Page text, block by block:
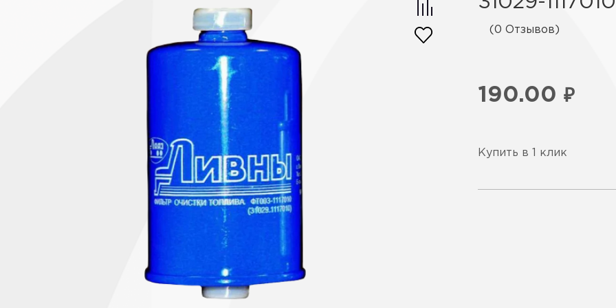
(0 Отзывов)
190.00 ₽
Купить в 1 клик